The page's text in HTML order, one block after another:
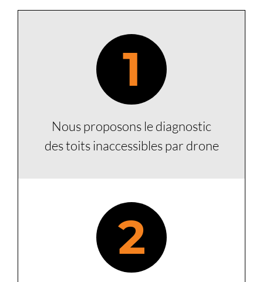
1
Nous proposons le diagnostic
des toits inaccessibles par drone
2